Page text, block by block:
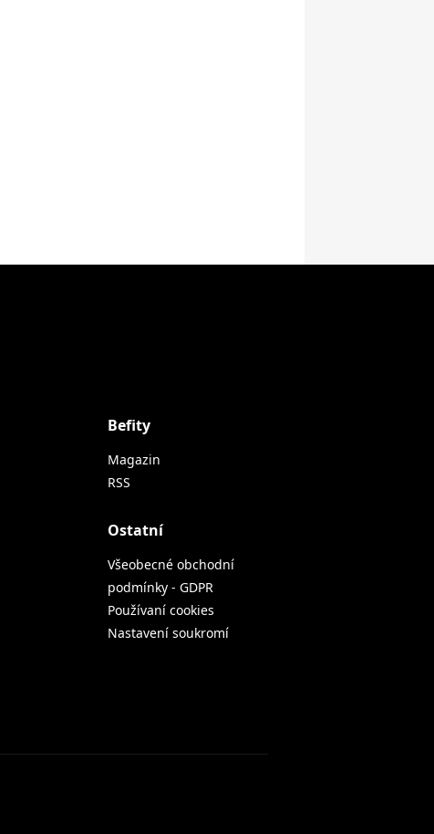
Befity
Magazin
RSS
Ostatní
Všeobecné obchodní
podmínky - GDPR
Používaní cookies
Nastavení soukromí